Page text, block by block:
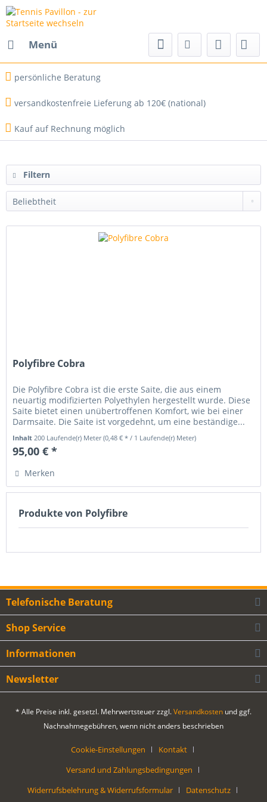
Menü
persönliche Beratung
versandkostenfreie Lieferung ab 120€ (national)
Kauf auf Rechnung möglich
Filtern
Polyfibre Cobra
Die Polyfibre Cobra ist die erste Saite, die aus einem
neuartig modifizierten Polyethylen hergestellt wurde. Diese
Saite bietet einen unübertroffenen Komfort, wie bei einer
Darmsaite. Die Saite ist vorgedehnt, um eine beständige...
Inhalt200 Laufende(r) Meter(0,48 € * / 1 Laufende(r) Meter)
95,00 € *
Merken
Produkte von Polyfibre
Telefonische Beratung
Shop Service
Informationen
Newsletter
* Alle Preise inkl. gesetzl. Mehrwertsteuer zzgl.Versandkosten und ggf.
Nachnahmegebühren, wenn nicht anders beschrieben
Cookie-Einstellungen
Kontakt
Versand und Zahlungsbedingungen
Widerrufsbelehrung & Widerrufsformular
Datenschutz